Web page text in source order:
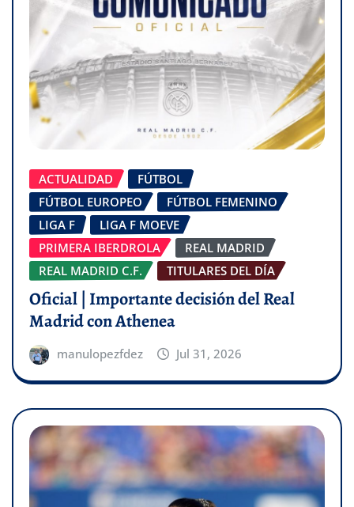
ACTUALIDAD
FÚTBOL
FÚTBOL EUROPEO
FÚTBOL FEMENINO
LIGA F
LIGA F MOEVE
PRIMERA IBERDROLA
REAL MADRID
REAL MADRID C.F.
TITULARES DEL DÍA
Oficial | Importante decisión del Real
Madrid con Athenea
manulopezfdez Jul 31, 2026